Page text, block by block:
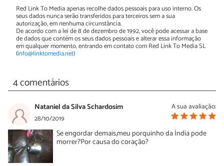
Red Link To Media apenas recolhe dados pessoais para uso interno. Os
seus dados nunca serão transferidos para terceiros sem a sua
autorização, em nenhuma circunstância.
De acordo com a lei de 8 de dezembro de 1992, você pode acessar a base
de dados que contém os seus dados pessoais e alterar essa informação
em qualquer momento, entrando em contato com Red Link To Media SL
(info@linktomedia.net)
4 comentários
A sua avaliação:
Nataniel da Silva Schardosim
28/10/2019
Se engordar demais,meu porquinho da Índia pode
morrer?Por causa do coração?